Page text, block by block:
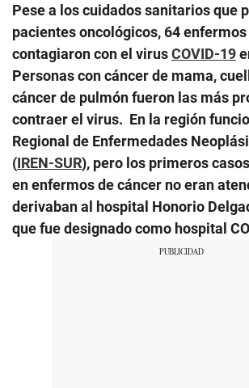
Pese a los cuidados sanitarios que
pacientes oncológicos, 64 enfermos
contagiaron con el virusCOVID-19
Personas con cáncer de mama,
cáncer de pulmón fueron las más
contraer el virus. En la región
Regional de Enfermedades
(IREN-SUR), pero los primeros
en enfermos de cáncer no eran
derivaban al hospital Honorio
que fue designado como hospital